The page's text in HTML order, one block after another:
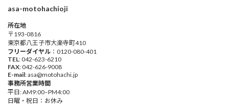
asa-motohachioji
所在地
〒193-0816
東京都八王子市大楽寺町410
フリーダイヤル ：0120-080-401
TEL: 042-623-6210
FAX: 042-626-9008
E-mail: asa@motohachi.jp
事務所営業時間
平日: AM9:00–PM4:00
日曜・祝日：お休み